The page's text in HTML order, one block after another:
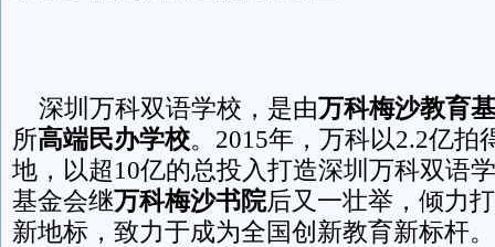
深圳万科双语学校，是由万科梅沙教育
所高端民办学校。2015年，万科以2.2亿拍
地，以超10亿的总投入打造深圳万科双语
基金会继万科梅沙书院后又一壮举，倾力
新地标，致力于成为全国创新教育新标杆。